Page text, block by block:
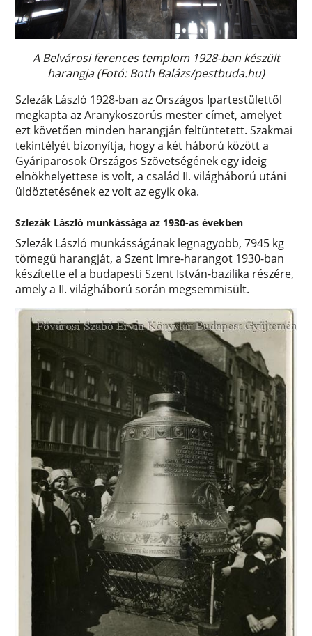
A Belvárosi ferences templom 1928-ban készült
harangja(Fotó: Both Balázs/pestbuda.hu)
Szlezák László 1928-ban az Országos Ipartestülettől
megkapta az Aranykoszorús mester címet, amelyet
ezt követően minden harangján feltüntetett. Szakmai
tekintélyét bizonyítja, hogy a két háború között a
Gyáriparosok Országos Szövetségének egy ideig
elnökhelyettese is volt, a család II. világháború utáni
üldöztetésének ez volt az egyik oka.
Szlezák László munkássága az 1930-as években
Szlezák László munkásságának legnagyobb, 7945 kg
tömegű harangját, a Szent Imre-harangot 1930-ban
készítette el a budapesti Szent István-bazilika részére,
amely a II. világháború során megsemmisült.